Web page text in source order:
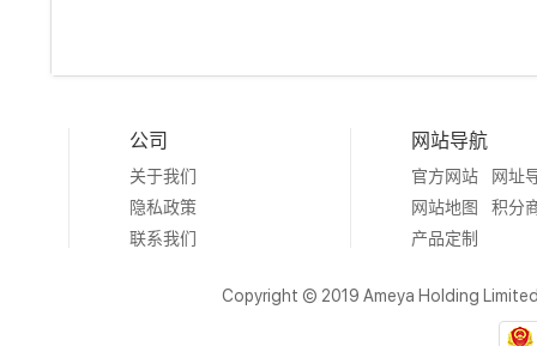
公司
关于我们
隐私政策
联系我们
网站导航
官方网站
网址
网站地图
积分
产品定制
Copyright © 2019 Ameya Holding